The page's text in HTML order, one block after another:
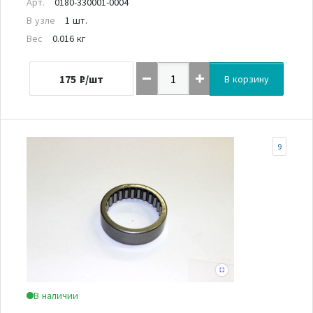
В узле
1 шт.
Вес
0.016 кг
175 ₽/шт В корзину
В наличии
9